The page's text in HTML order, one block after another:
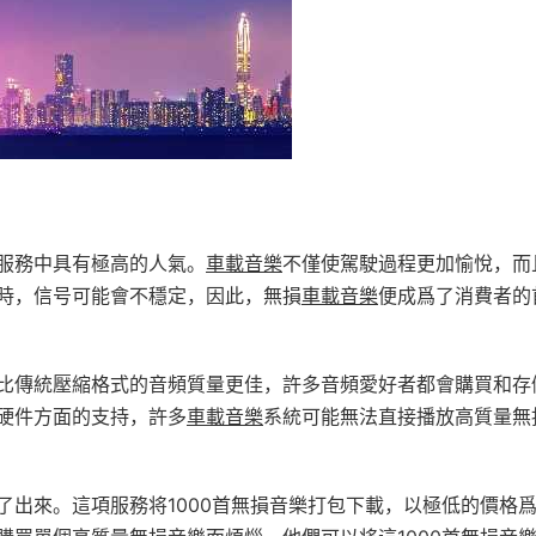
中具有極高的人氣。 車載音樂不僅使駕駛過程更加愉悅，而
，信号可能會不穩定，因此，無損車載音樂便成爲了消費者的
統壓縮格式的音頻質量更佳，許多音頻愛好者都會購買和存
件方面的支持，許多車載音樂系統可能無法直接播放高質量無
來。這項服務将1000首無損音樂打包下載，以極低的價格